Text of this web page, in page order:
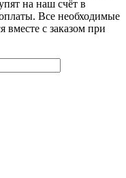
на наш счёт в
Все необходимые
вместе с заказом при